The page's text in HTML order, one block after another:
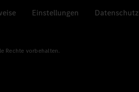
Einstellungen Datenschutz
Rechte vorbehalten.